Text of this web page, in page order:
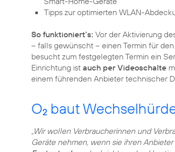
Tipps zur optimierten WLAN-
So funktioniert’s: Vor der Aktivierung
– falls gewünscht – einen Termin für
besucht zum festgelegten Termin ein
Einrichtung ist auch per Videoschalte
einem führenden Anbieter technischer
O2 baut
„Wir wollen Verbraucherinnen und
Geräte nehmen, wenn sie ihren